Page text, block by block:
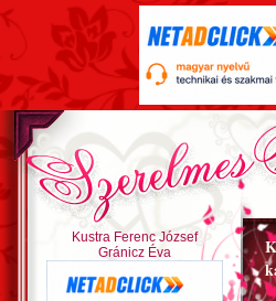
Kustra Ferenc József
Gránicz Éva